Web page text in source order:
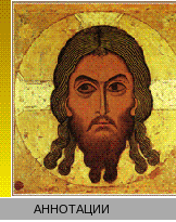
АННОТАЦИИ